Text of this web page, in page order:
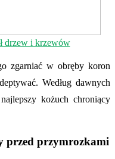
drzew i krzewów
zgarniać w obręby koron
Według dawnych
kożuch chroniący
przed przymrozkami